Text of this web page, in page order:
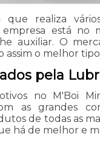
realiza
está no
auxiliar. O
o melhor
pela
no M'Boi
as grandes
de todas as
há de melhor e